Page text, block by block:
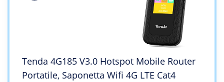
Tenda 4G185 V3.0 Hotspot Mobile Router
Portatile, Saponetta Wifi 4G LTE Cat4